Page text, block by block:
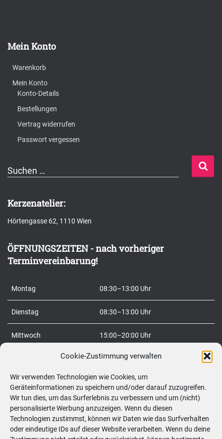
Cookie-Zustimmung verwalten
Wir verwenden Technologien wie Cookies, um
Geräteinformationen zu speichern und/oder darauf zuzugreifen.
Wir tun dies, um das Surferlebnis zu verbessern und um (nicht)
personalisierte Werbung anzuzeigen. Wenn du diesen
Technologien zustimmst, können wir Daten wie das Surfverhalten
oder eindeutige IDs auf dieser Website verarbeiten. Wenn du deine
Mein Konto
Warenkorb
Mein Konto
Konto-Details
Bestellungen
Vertrag widerrufen
Passwort vergessen
S
h
e
n
a
Suchen …
Kerzenatelier:
Hörtengasse 62, 1110 Wien
ÖFFNUNGSZEITEN - nach vorheriger
Terminvereinbarung!
Montag 08:30–13:00 Uhr
Dienstag 08:30–13:00 Uhr
Mittwoch 15:00–20:00 Uhr
08:30–20:00 Uhr
Freitag 08:30–20:00 Uhr
Samstag 09:00–12:00 Uhr
So geschlossen